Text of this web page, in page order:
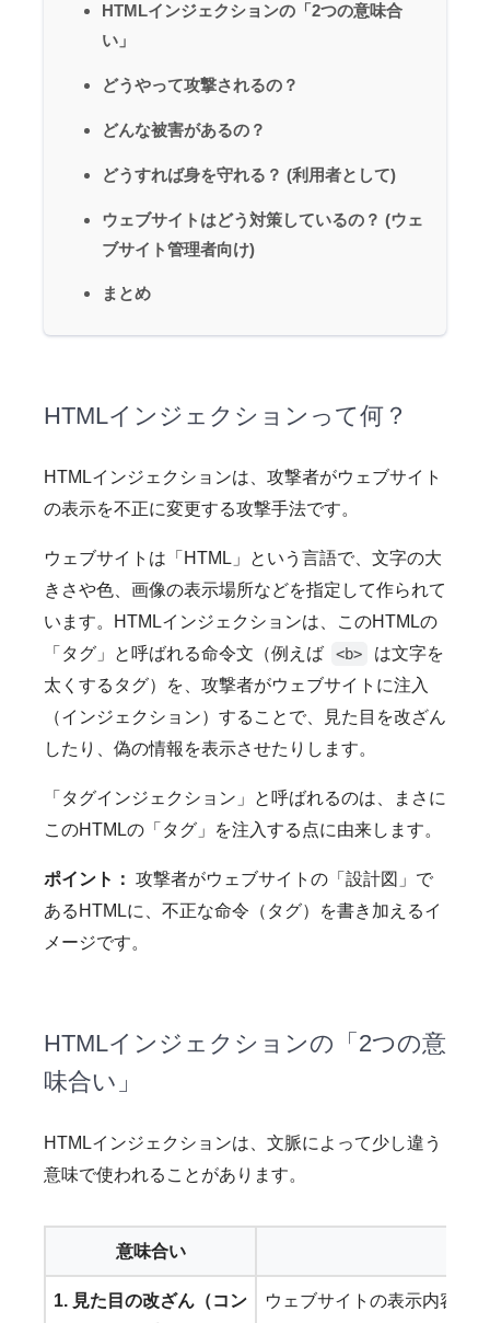
HTMLインジェクションの「2つの意味合
い」
どうやって攻撃されるの？
どんな被害があるの？
どうすれば身を守れる？ (利用者として)
ウェブサイトはどう対策しているの？ (ウェ
ブサイト管理者向け)
まとめ
HTMLインジェクションって何？
HTMLインジェクションは、攻撃者がウェブサイト
の表示を不正に変更する攻撃手法です。
ウェブサイトは「HTML」という言語で、文字の大
きさや色、画像の表示場所などを指定して作られて
います。HTMLインジェクションは、このHTMLの
「タグ」と呼ばれる命令文（例えば
<b>
は文字を
太くするタグ）を、攻撃者がウェブサイトに注入
（インジェクション）することで、見た目を改ざん
したり、偽の情報を表示させたりします。
「タグインジェクション」と呼ばれるのは、まさに
このHTMLの「タグ」を注入する点に由来します。
ポイント： 攻撃者がウェブサイトの「設計図」で
あるHTMLに、不正な命令（タグ）を書き加えるイ
メージです。
HTMLインジェクションの「2つの意
味合い」
HTMLインジェクションは、文脈によって少し違う
意味で使われることがあります。
意味合い
1. 見た目の改ざん（コン
ウェブサイトの表示内容を